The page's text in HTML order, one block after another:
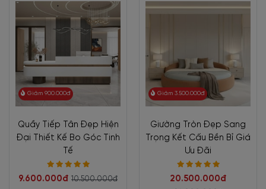
Giảm 900.000đ
Quầy Tiếp Tân Đẹp Hiện
Đại Thiết Kế Bo Góc Tinh
Tế
9.600.000đ 10.500.000đ
Giảm 3.500.000đ
Giường Tròn Đẹp Sang
Trọng Kết Cấu Bền Bỉ Giá
Ưu Đãi
20.500.000đ